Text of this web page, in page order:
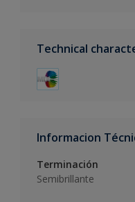
Technical
Informacion
Terminación
Semibrillante